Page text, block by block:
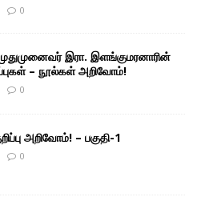
0
இரா. இளங்குமரனாரின்
– நூல்கள் அறிவோம்!
0
அறிவோம்! – பகுதி-1
0